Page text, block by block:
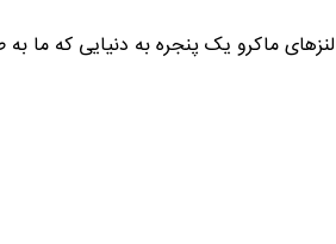
لنزهای ماکرو یک پنجره به دنیایی که ما